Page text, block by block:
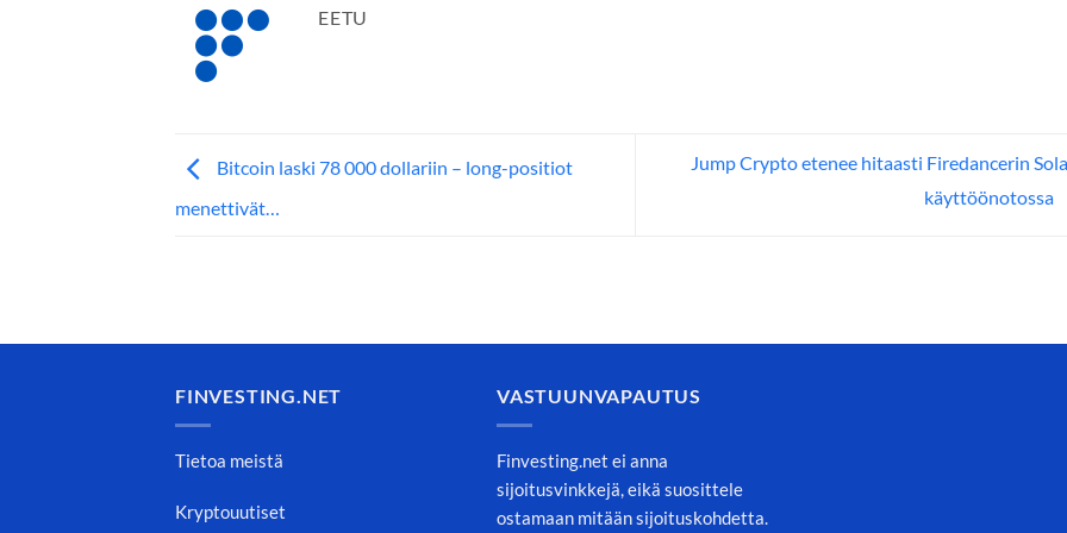
EETU
Bitcoin laski 78 000 dollariin – long-positiot
menettivät…
Jump Crypto etenee hitaasti Firedancerin
käyttöönotossa
FINVESTING.NET
Tietoa meistä
Kryptouutiset
VASTUUNVAPAUTUS
Finvesting.net ei anna
sijoitusvinkkejä, eikä suosittele
ostamaan mitään sijoituskohdetta.